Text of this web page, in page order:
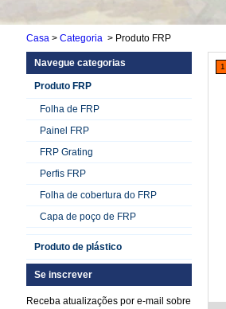
Casa> Categoria> Produto FRP
Navegue categorias
Produto FRP
Folha de FRP
Painel FRP
FRP Grating
Perfis FRP
Folha de cobertura do FRP
Capa de poço de FRP
Produto de plástico
Se inscrever
Receba atualizações por e-mail sobre
1